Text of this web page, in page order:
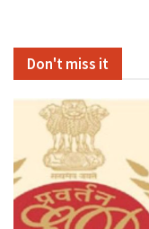
Don't miss it